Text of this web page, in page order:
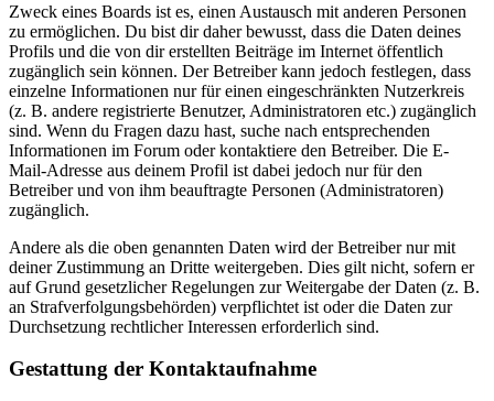
Zweck eines Boards ist es, einen Austausch mit anderen Personen
zu ermöglichen. Du bist dir daher bewusst, dass die Daten deines
Profils und die von dir erstellten Beiträge im Internet öffentlich
zugänglich sein können. Der Betreiber kann jedoch festlegen, dass
einzelne Informationen nur für einen eingeschränkten Nutzerkreis
(z. B. andere registrierte Benutzer, Administratoren etc.) zugänglich
sind. Wenn du Fragen dazu hast, suche nach entsprechenden
Informationen im Forum oder kontaktiere den Betreiber. Die E-
Mail-Adresse aus deinem Profil ist dabei jedoch nur für den
Betreiber und von ihm beauftragte Personen (Administratoren)
zugänglich.
Andere als die oben genannten Daten wird der Betreiber nur mit
deiner Zustimmung an Dritte weitergeben. Dies gilt nicht, sofern er
auf Grund gesetzlicher Regelungen zur Weitergabe der Daten (z. B.
an Strafverfolgungsbehörden) verpflichtet ist oder die Daten zur
Durchsetzung rechtlicher Interessen erforderlich sind.
Gestattung der Kontaktaufnahme